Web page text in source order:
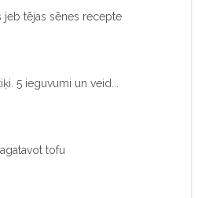
jeb tējas sēnes recepte
5 ieguvumi un veid...
tofu